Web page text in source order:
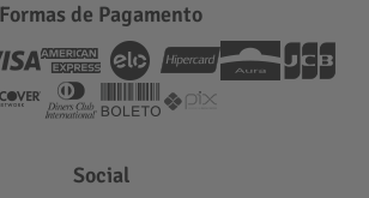
Formas de Pagamento
Social